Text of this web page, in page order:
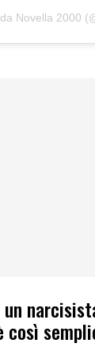
Novella 2000
un
così